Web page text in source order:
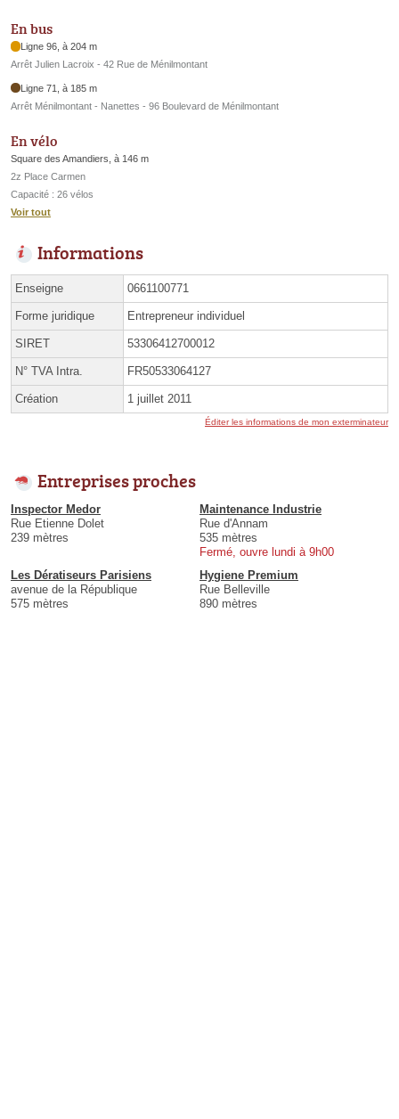
En bus
Ligne 96, à 204 m
Arrêt Julien Lacroix - 42 Rue de Ménilmontant
Ligne 71, à 185 m
Arrêt Ménilmontant - Nanettes - 96 Boulevard de Ménilmontant
En vélo
Square des Amandiers, à 146 m
2z Place Carmen
Capacité : 26 vélos
Voir tout
Informations
Enseigne 0661100771
Forme juridique Entrepreneur individuel
SIRET 53306412700012
N° TVA Intra. FR50533064127
Création 1 juillet 2011
Éditer les informations de mon exterminateur
Entreprises proches
Inspector Medor
Rue Etienne Dolet
239 mètres
Maintenance Industrie
Rue d'Annam
535 mètres
Fermé, ouvre lundi à 9h00
Les Dératiseurs Parisiens
avenue de la République
575 mètres
Hygiene Premium
Rue Belleville
890 mètres